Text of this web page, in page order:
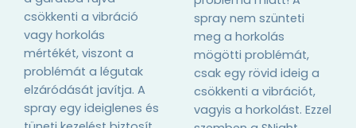
csökkenti a vibráció
vagy horkolás
mértékét, viszont a
problémát a légutak
elzáródását javítja. A
spray egy ideiglenes és
spray nem szünteti
meg a horkolás
mögötti problémát,
csak egy rövid ideig a
csökkenti a vibrációt,
vagyis a horkolást. Ezzel